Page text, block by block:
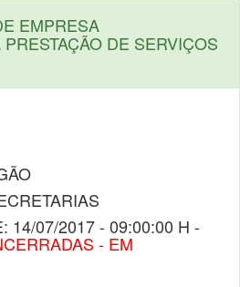
EMPRESA
DE SERVIÇOS
14/07/2017 - 09:00:00 H -
- EM